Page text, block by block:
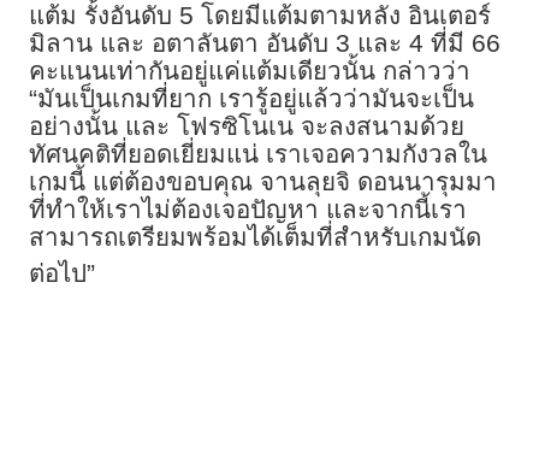
แต้ม รั้งอันดับ 5 โดยมีแต้มตามหลัง อินเตอร์
มิลาน และ อตาลันตา อันดับ 3 และ 4 ที่มี 66
คะแนนเท่ากันอยู่แค่แต้มเดียวนั้น กล่าวว่า
“มันเป็นเกมที่ยาก เรารู้อยู่แล้วว่ามันจะเป็น
อย่างนั้น และ โฟรซิโนเน จะลงสนามด้วย
ทัศนคติที่ยอดเยี่ยมแน่ เราเจอความกังวลใน
เกมนี้ แต่ต้องขอบคุณ จานลุยจิ ดอนนารุมมา
ที่ทำให้เราไม่ต้องเจอปัญหา และจากนี้เรา
สามารถเตรียมพร้อมได้เต็มที่สำหรับเกมนัด
ต่อไป”